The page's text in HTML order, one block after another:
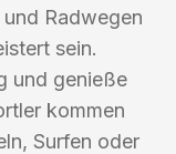
Radwegen
sein.
und genieße
kommen
Surfen oder